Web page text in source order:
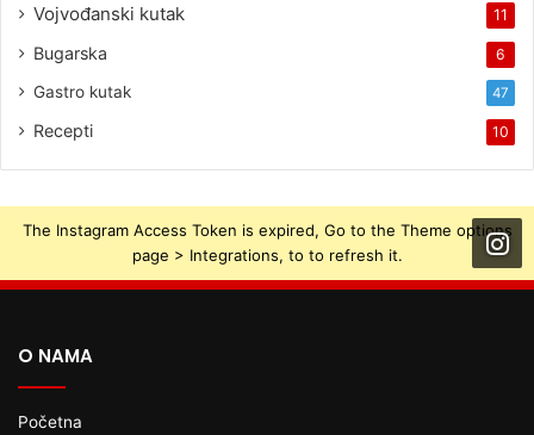
Vojvođanski kutak 11
Bugarska 6
Gastro kutak 47
Recepti 10
The Instagram Access Token is expired, Go to the Theme options
page > Integrations, to to refresh it.
O NAMA
Početna